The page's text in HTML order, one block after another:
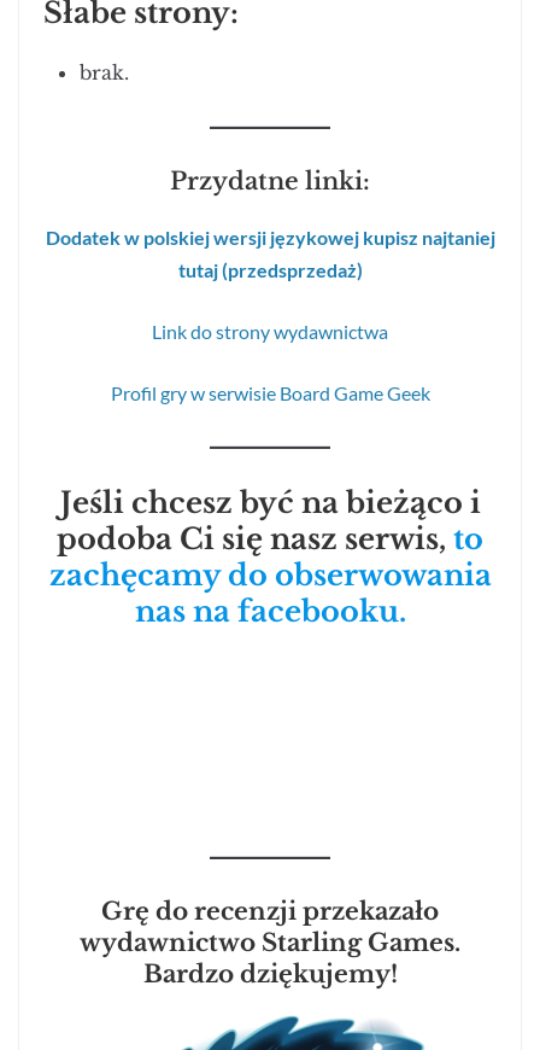
Słabe strony:
brak.
Przydatne linki:
Dodatek w polskiej wersji językowej kupisz najtaniej
tutaj (przedsprzedaż)
Link do strony wydawnictwa
Profil gry w serwisie Board Game Geek
Jeśli chcesz być na bieżąco i
podoba Ci się nasz serwis, to
zachęcamy do obserwowania
nas na facebooku.
Grę do recenzji przekazało
wydawnictwo Starling Games.
Bardzo dziękujemy!